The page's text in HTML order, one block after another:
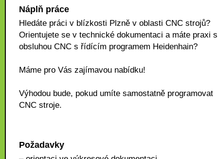
Náplň práce
Hledáte práci v blízkosti Plzně v oblasti CNC strojů?
Orientujete se v technické dokumentaci a máte praxi s
obsluhou CNC s řídícím programem Heidenhain?
Máme pro Vás zajímavou nabídku!
Výhodou bude, pokud umíte samostatně programovat
CNC stroje.
Požadavky